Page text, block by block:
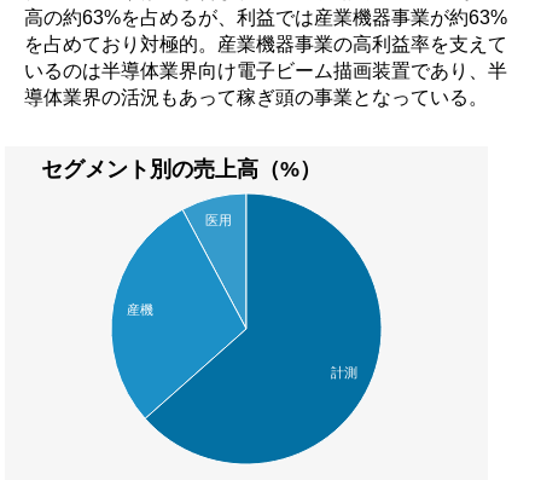
高の約63%を占めるが、利益では産業機器事業が約63%
を占めており対極的。産業機器事業の高利益率を支えて
いるのは半導体業界向け電子ビーム描画装置であり、半
導体業界の活況もあって稼ぎ頭の事業となっている。
セグメント別の売上高（%）
医用
産機
計測